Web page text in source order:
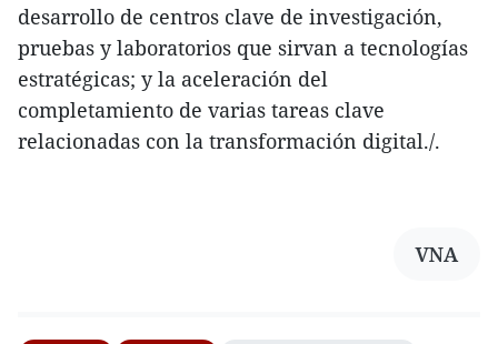
desarrollo de centros clave de investigación,
pruebas y laboratorios que sirvan a tecnologías
estratégicas; y la aceleración del
completamiento de varias tareas clave
relacionadas con la transformación digital./.
VNA